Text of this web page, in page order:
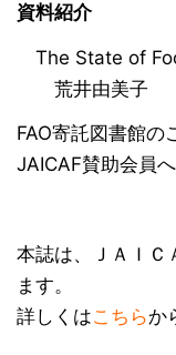
資料紹介
The State of
荒井由美子
FAO寄託図書館の
JAICAF賛助会員
本誌は、ＪＡＩＣ
ます。
詳しくはこちらか